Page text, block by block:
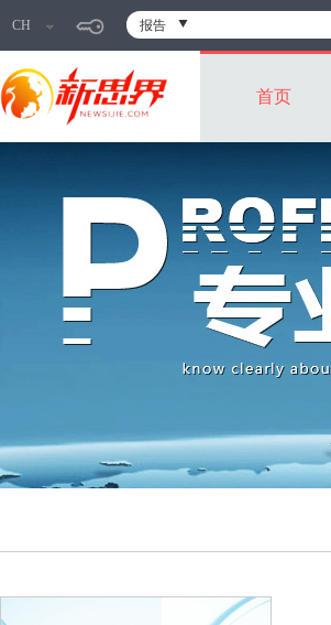
CH 报告
首页